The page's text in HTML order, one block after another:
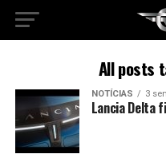
All posts
NOTÍCIAS 3
Lancia Delta